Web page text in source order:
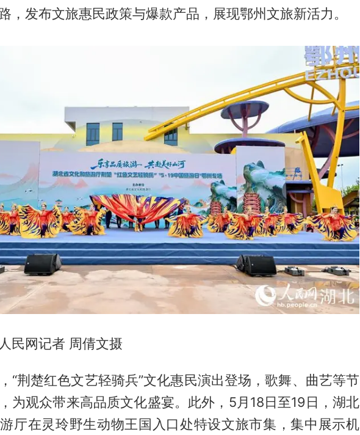
，发布文旅惠民政策与爆款产品，展现鄂州文旅新活力。
民网记者 周倩文摄
“荆楚红色文艺轻骑兵”文化惠民演出登场，歌舞、曲艺等节
为观众带来高品质文化盛宴。此外，5月18日至19日，湖北
厅在灵玲野生动物王国入口处特设文旅市集，集中展示机